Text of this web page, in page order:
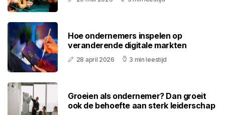
Hoe ondernemers inspelen op
veranderende digitale markten
28 april 2026 3 min leestijd
Groeien als ondernemer? Dan groeit
ook de behoefte aan sterk leiderschap